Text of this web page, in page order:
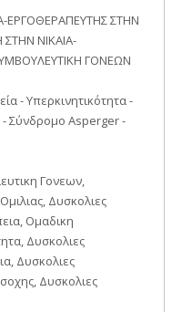
ΕΡΓΟΘΕΡΑΠΕΥΤΗΣ ΣΤΗΝ
ΣΤΗΝ ΝΙΚΑΙΑ-
ΓΟΝΕΩΝ
- Υπερκινητικότητα -
Σύνδρομο Asperger -
Γονεων,
Δυσκολιες
Ομαδικη
Δυσκολιες
Δυσκολιες
Δυσκολιες